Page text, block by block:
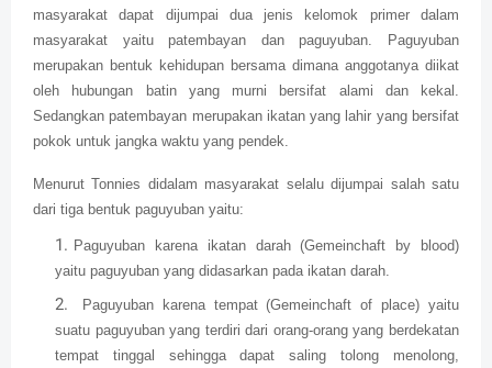
masyarakat dapat dijumpai dua jenis kelomok primer dalam
masyarakat yaitu patembayan dan paguyuban. Paguyuban
merupakan bentuk kehidupan bersama dimana anggotanya diikat
oleh hubungan batin yang murni bersifat alami dan kekal.
Sedangkan patembayan merupakan ikatan yang lahir yang bersifat
pokok untuk jangka waktu yang pendek.
Menurut Tonnies didalam masyarakat selalu dijumpai salah satu
dari tiga bentuk paguyuban yaitu:
Paguyuban karena ikatan darah (Gemeinchaft by blood)
yaitu paguyuban yang didasarkan pada ikatan darah.
Paguyuban karena tempat (Gemeinchaft of place) yaitu
suatu paguyuban yang terdiri dari orang-orang yang berdekatan
tempat tinggal sehingga dapat saling tolong menolong,